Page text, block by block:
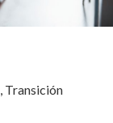
, Transición